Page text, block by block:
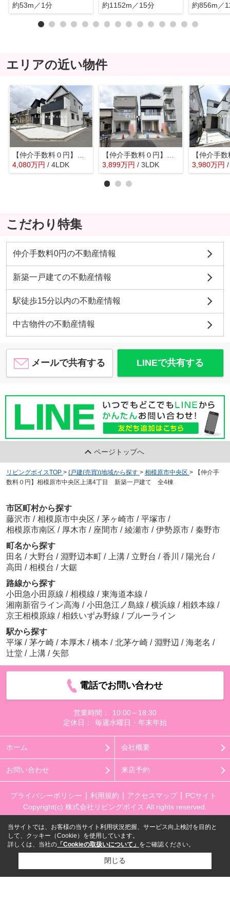
約53m／1分
約1152m／15分
約856m／
エリアの近い物件
【仲介手数料０円】相模原市中央区陽光台5丁目 新築一戸建て 2号棟 全2棟
4,080万円 / 4LDK
【仲介手数料０円】相模原市中央区小町通1期 新築一戸建て 全2棟
3,899万円 / 3LDK 3,980万円
こだわり特集
仲介手数料0円の不動産情報
新築一戸建ての不動産情報
駅徒歩15分以内の不動産情報
中古物件の不動産情報
メールで共有する LINEで共有する
ページトップへ
リビングボイスTOP > (戸建(売買))地域から探す > 相模原市中央区 >
【仲介手
数料０円】相模原市中央区上溝4丁目 新築一戸建て 全4棟
市区町村から探す
藤沢市 / 相模原市中央区 / 茅ヶ崎市 / 平塚市 /
相模原市南区 / 厚木市 / 座間市 / 綾瀬市 / 伊勢原市 / 秦野市
町名から探す
田名 / 大野台 / 淵野辺本町 / 上溝 / 立野台 / 香川 / 陽光台 /
高田 / 相模台 / 大鋸
路線から探す
小田急小田原線 / 相模線 / 東海道本線 /
湘南新宿ライン高海 / 小田急江ノ島線 / 横浜線 / 相鉄本線 /
京王相模原線 / 相鉄いずみ野線 / ブルーライン
駅から探す
平塚 / 茅ケ崎 / 本厚木 / 橋本 / 北茅ケ崎 / 淵野辺 / 海老名 /
辻堂 / 上溝 / 矢部
電話でお問い合わせ
営業時間：
10:00～18:30
定休日：
毎週水曜日・年末年始
ホーム 会社概要
お問い合わせ 来店予約
プライバシーポリシー 利用規約 アクセスマップ
PCサイト
Copyright(c) 株式会社リビングボイス All rights reserved.
当サイトでは、お客様の当サイト利用状況把握、サービス向上検討を目的と
して、クッキー（Cookie）を使用しています。
詳しくは、当社の 「Cookieの取扱いについて」 をご確認ください。
閉じる